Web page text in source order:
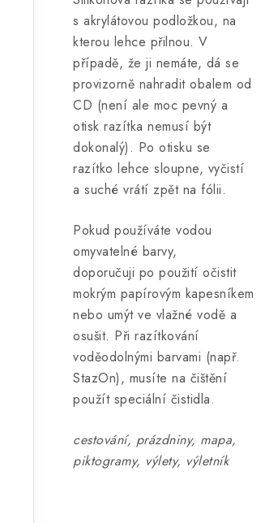
s akrylátovou podložkou, na
kterou lehce přilnou. V
případě, že ji nemáte, dá se
provizorně nahradit obalem od
CD (není ale moc pevný a
otisk razítka nemusí být
dokonalý). Po otisku se
razítko lehce sloupne, vyčistí
a suché vrátí zpět na fólii.
Pokud používáte vodou
omyvatelné barvy,
doporučuji po použití očistit
mokrým papírovým kapesníkem
nebo umýt ve vlažné vodě a
osušit. Při razítkování
voděodolnými barvami (např.
StazOn), musíte na čištění
použít speciální čistidla.
cestování, prázdniny, mapa,
piktogramy, výlety, výletník